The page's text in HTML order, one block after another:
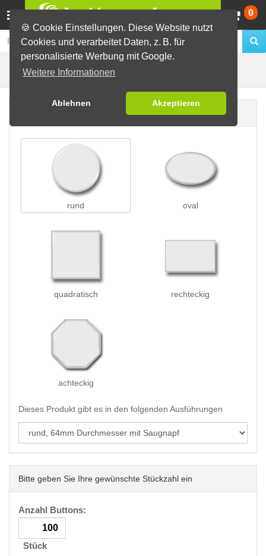
🍪 Cookie Einstellungen. Diese Website nutzt
Cookies und verarbeitet Daten, z. B. für
personalisierte Werbung mit Google.
Weitere Informationen
Ablehnen Akzeptieren
0
Buttons erstellen Buttons mit Saugnapf
rund oval
quadratisch rechteckig
achteckig
Dieses Produkt gibt es in den folgenden Ausführungen
Bitte geben Sie Ihre gewünschte Stückzahl ein
Anzahl Buttons:
Stück